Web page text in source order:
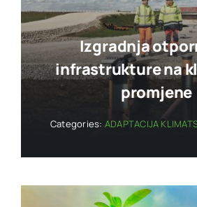
Izgradnja
infrastrukture na
promjene
Categories: ADAPTACIJA